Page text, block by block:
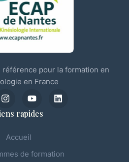
pour la formation en
en France
rapides
Accueil
de formation